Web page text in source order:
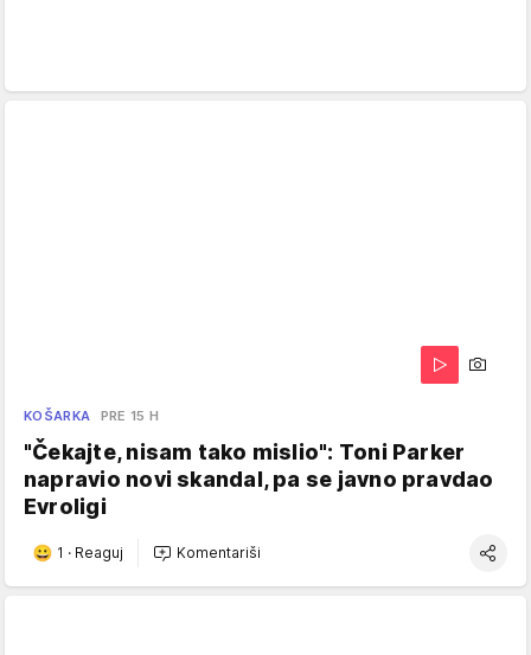
KOŠARKA PRE 15 H
"Čekajte, nisam tako mislio": Toni Parker
napravio novi skandal, pa se javno pravdao
Evroligi
1 · Reaguj Komentariši